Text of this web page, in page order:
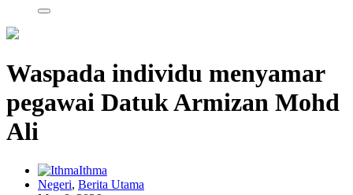
Waspada individu menyamar
pegawai Datuk Armizan Mohd
Ali
Ithma
Negeri, Berita Utama